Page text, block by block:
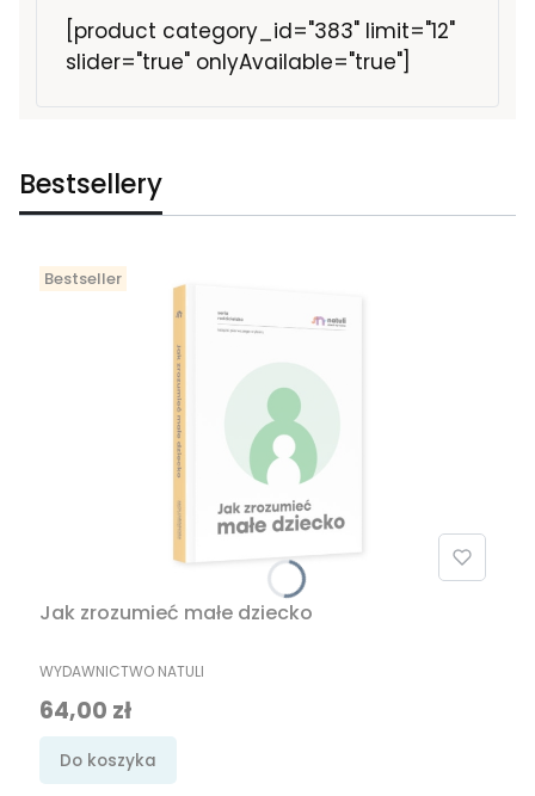
[product category_id="383" limit="12"
slider="true" onlyAvailable="true"]
Bestsellery
Bestseller
Jak zrozumieć małe dziecko
PRODUCENT
WYDAWNICTWO NATULI
Cena
64,00 zł
Do koszyka